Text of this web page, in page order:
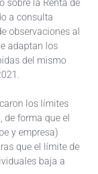
sobre la Renta de
a consulta
observaciones al
adaptan los
del mismo
los límites
de forma que el
y empresa)
que el límite de
baja a